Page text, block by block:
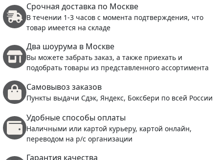
Срочная доставка по Москве
В течении 1-3 часов с момента подтверждения, что
товар имеется на складе
Два шоурума в Москве
Вы можете забрать заказ, а также приехать и
подобрать товары из представленного ассортимента
Самовывоз заказов
Пункты выдачи Сдэк, Яндекс, Боксбери по всей России
Удобные способы оплаты
Наличными или картой курьеру, картой онлайн,
переводом на р/с организации
Гарантия качества